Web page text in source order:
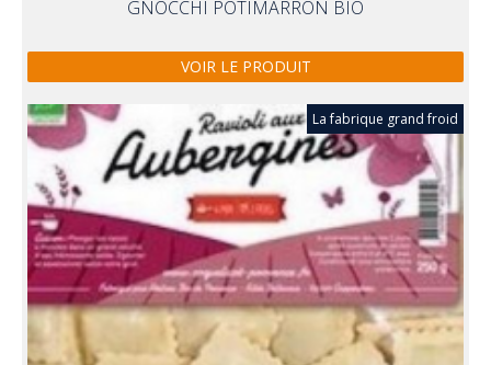
GNOCCHI POTIMARRON BIO
VOIR LE PRODUIT
La fabrique grand froid